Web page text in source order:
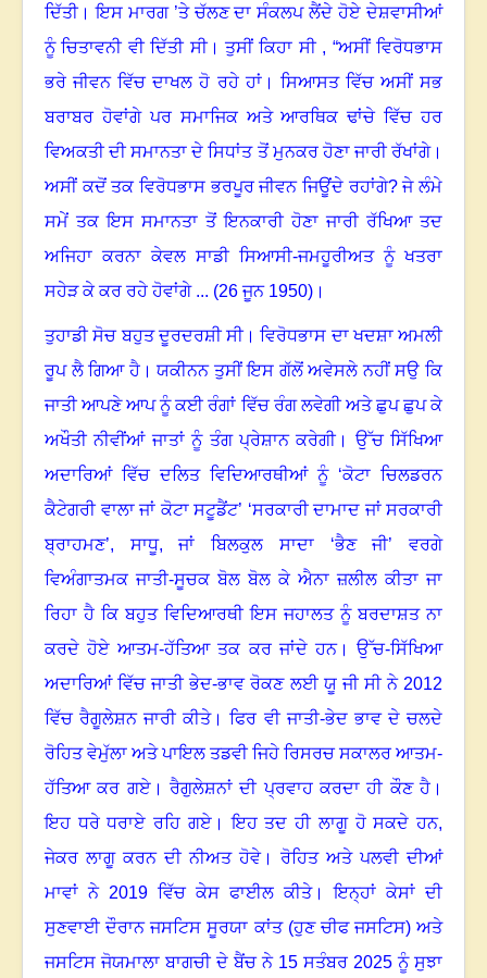
ਦਿੱਤੀ। ਇਸ ਮਾਰਗ ’ਤੇ ਚੱਲਣ ਦਾ ਸੰਕਲਪ ਲੈਂਦੇ ਹੋਏ ਦੇਸ਼ਵਾਸੀਆਂ
ਨੂੰ ਚਿਤਾਵਨੀ ਵੀ ਦਿੱਤੀ ਸੀ। ਤੁਸੀਂ ਕਿਹਾ ਸੀ , “ਅਸੀਂ ਵਿਰੋਧਭਾਸ
ਭਰੇ ਜੀਵਨ ਵਿੱਚ ਦਾਖਲ ਹੋ ਰਹੇ ਹਾਂ। ਸਿਆਸਤ ਵਿੱਚ ਅਸੀਂ ਸਭ
ਬਰਾਬਰ ਹੋਵਾਂਗੇ ਪਰ ਸਮਾਜਿਕ ਅਤੇ ਆਰਥਿਕ ਢਾਂਚੇ ਵਿੱਚ ਹਰ
ਵਿਅਕਤੀ ਦੀ ਸਮਾਨਤਾ ਦੇ ਸਿਧਾਂਤ ਤੋਂ ਮੁਨਕਰ ਹੋਣਾ ਜਾਰੀ ਰੱਖਾਂਗੇ।
ਅਸੀਂ ਕਦੋਂ ਤਕ ਵਿਰੋਧਭਾਸ ਭਰਪੂਰ ਜੀਵਨ ਜਿਊਂਦੇ ਰਹਾਂਗੇ?ਜੇ ਲੰਮੇ
ਸਮੇਂ ਤਕ ਇਸ ਸਮਾਨਤਾ ਤੋਂ ਇਨਕਾਰੀ ਹੋਣਾ ਜਾਰੀ ਰੱਖਿਆ ਤਦ
ਅਜਿਹਾ ਕਰਨਾ ਕੇਵਲ ਸਾਡੀ ਸਿਆਸੀ-ਜਮਹੂਰੀਅਤ ਨੂੰ ਖਤਰਾ
ਸਹੇੜ ਕੇ ਕਰ ਰਹੇ ਹੋਵਾਂਗੇ ... (26 ਜੂਨ 1950) ।
ਤੁਹਾਡੀ ਸੋਚ ਬਹੁਤ ਦੂਰਦਰਸ਼ੀ ਸੀ। ਵਿਰੋਧਭਾਸ ਦਾ ਖਦਸ਼ਾ ਅਮਲੀ
ਰੂਪ ਲੈ ਗਿਆ ਹੈ। ਯਕੀਨਨ ਤੁਸੀਂ ਇਸ ਗੱਲੋਂ ਅਵੇਸਲੇ ਨਹੀਂ ਸਉ ਕਿ
ਜਾਤੀ ਆਪਣੇ ਆਪ ਨੂੰ ਕਈ ਰੰਗਾਂ ਵਿੱਚ ਰੰਗ ਲਵੇਗੀ ਅਤੇ ਛੁਪ ਛੁਪ ਕੇ
ਅਖੌਤੀ ਨੀਵੀਂਆਂ ਜਾਤਾਂ ਨੂੰ ਤੰਗ ਪ੍ਰੇਸ਼ਾਨ ਕਰੇਗੀ।
ਉੱਚ ਸਿੱਖਿਆ
ਅਦਾਰਿਆਂ ਵਿੱਚ ਦਲਿਤ ਵਿਦਿਆਰਥੀਆਂ ਨੂੰ ‘ਕੋਟਾ ਚਿਲਡਰਨ
ਕੈਟੇਗਰੀ ਵਾਲਾ ਜਾਂ ਕੋਟਾ ਸਟੂਡੈਂਟ’ ‘ਸਰਕਾਰੀ ਦਾਮਾਦ ਜਾਂ ਸਰਕਾਰੀ
ਬ੍ਰਾਹਮਣ’, ਸਾਧੂ,ਜਾਂ ਬਿਲਕੁਲ ਸਾਦਾ ‘ਭੈਣ ਜੀ’ ਵਰਗੇ
ਵਿਅੰਗਾਤਮਕ ਜਾਤੀ-ਸੂਚਕ ਬੋਲ ਬੋਲ ਕੇ ਐਨਾ ਜ਼ਲੀਲ ਕੀਤਾ ਜਾ
ਰਿਹਾ ਹੈ ਕਿ ਬਹੁਤ ਵਿਦਿਆਰਥੀ ਇਸ ਜਹਾਲਤ ਨੂੰ ਬਰਦਾਸ਼ਤ ਨਾ
ਕਰਦੇ ਹੋਏ ਆਤਮ-ਹੱਤਿਆ ਤਕ ਕਰ ਜਾਂਦੇ ਹਨ।
ਉੱਚ-ਸਿੱਖਿਆ
ਅਦਾਰਿਆਂ ਵਿੱਚ ਜਾਤੀ ਭੇਦ-ਭਾਵ ਰੋਕਣ ਲਈ ਯੂ ਜੀ ਸੀ ਨੇ 2012
ਵਿੱਚ ਰੈਗੂਲੇਸ਼ਨ ਜਾਰੀ ਕੀਤੇ।
ਫਿਰ ਵੀ ਜਾਤੀ-ਭੇਦ ਭਾਵ ਦੇ ਚਲਦੇ
ਰੋਹਿਤ ਵੇਮੁੱਲਾ ਅਤੇ ਪਾਇਲ ਤਡਵੀ ਜਿਹੇ ਰਿਸਰਚ ਸਕਾਲਰ ਆਤਮ-
ਹੱਤਿਆ ਕਰ ਗਏ। ਰੈਗੁਲੇਸ਼ਨਾਂ ਦੀ ਪ੍ਰਵਾਹ ਕਰਦਾ ਹੀ ਕੌਣ ਹੈ ।
ਇਹ ਧਰੇ ਧਰਾਏ ਰਹਿ ਗਏ।
ਇਹ ਤਦ ਹੀ ਲਾਗੂ ਹੋ ਸਕਦੇ ਹਨ,
ਜੇਕਰ ਲਾਗੂ ਕਰਨ ਦੀ ਨੀਅਤ ਹੋਵੇ।
ਰੋਹਿਤ ਅਤੇ ਪਲਵੀ ਦੀਆਂ
ਮਾਵਾਂ ਨੇ 2019 ਵਿੱਚ ਕੇਸ ਫਾਈਲ ਕੀਤੇ।
ਇਨ੍ਹਾਂ ਕੇਸਾਂ ਦੀ
ਸੁਣਵਾਈ ਦੌਰਾਨ ਜਸਟਿਸ ਸੂਰਯਾ ਕਾਂਤ (ਹੁਣ ਚੀਫ ਜਸਟਿਸ) ਅਤੇ
ਜਸਟਿਸ ਜੋਯਮਾਲਾ ਬਾਗਚੀ ਦੇ ਬੈਂਚ ਨੇ 15 ਸਤੰਬਰ 2025 ਨੂੰ ਸੁਝਾ